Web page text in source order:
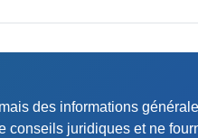
des informations
juridiques et ne